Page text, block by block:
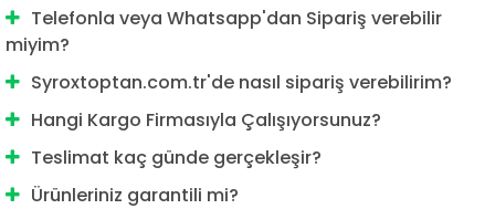
telefonlarla ve diğer cihazlarla uyumlu hale
getirilebilir.
Hafıza Kartı Özellikleri Nedir?
Hafıza kartlarının bazı özellikleri şunlardır:
Kapasite: Hafıza kartlarının farklı kapasiteleri vardır
ve genellikle gigabaytlar veya terabaytlar olarak
Telefonla veya Whatsapp'dan Sipariş verebilir
miyim?
Syroxtoptan.com.tr'de nasıl sipariş verebilirim?
Hangi Kargo Firmasıyla Çalışıyorsunuz?
Teslimat kaç günde gerçekleşir?
Ürünleriniz garantili mi?